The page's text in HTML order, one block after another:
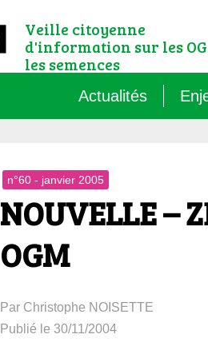
Veille citoyenne
d'information sur les
les semences
Actualités
Le
n°60 - janvier 2005
NOUVELLE –
OGM
Par Christophe NOISETTE
Publié le 30/11/2004